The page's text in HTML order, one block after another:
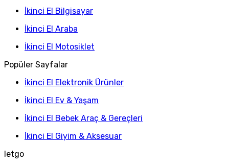
İkinci El Bilgisayar
İkinci El Araba
İkinci El Motosiklet
Popüler Sayfalar
İkinci El Elektronik Ürünler
İkinci El Ev & Yaşam
İkinci El Bebek Araç & Gereçleri
İkinci El Giyim & Aksesuar
letgo